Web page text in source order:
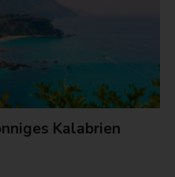
Kalabrien